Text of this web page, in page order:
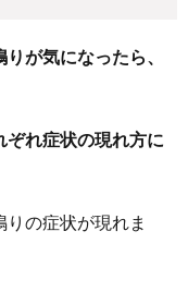
が気になったら、
れ症状の現れ方に
の症状が現れま